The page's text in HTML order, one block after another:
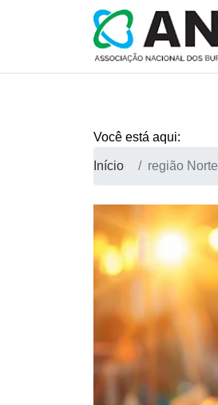
Você está aqui:
Início região Norte